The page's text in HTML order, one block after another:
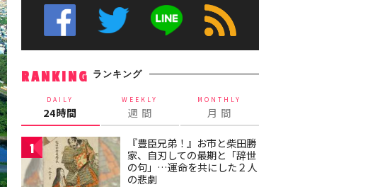
RANKING ランキング
DAILY
24時間
WEEKLY
週 間
MONTHLY
月 間
1
『豊臣兄弟！』お市と柴田勝
家、自刃しての最期と「辞世
の句」…運命を共にした２人
の悲劇